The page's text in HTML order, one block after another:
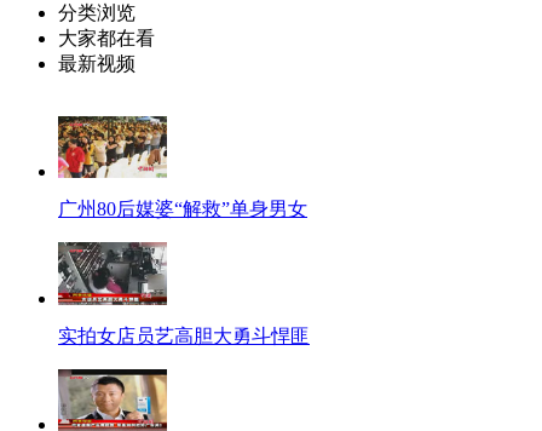
分类浏览
大家都在看
最新视频
广州80后媒婆“解救”单身男女
实拍女店员艺高胆大勇斗悍匪